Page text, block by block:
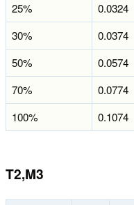
25% 0.0324
30%
0.0374
50%
0.0574
70%
0.0774
100%
0.1074
T2,M3